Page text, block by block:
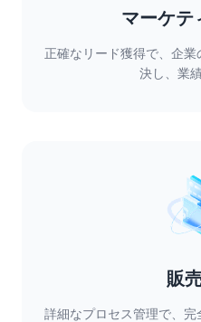
マーケテ
正確なリード獲得で、企
決し、業
販
詳細なプロセス管理で、